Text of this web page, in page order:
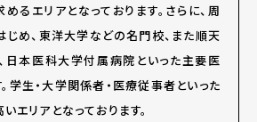
るエリアとなっております。さらに、周
め、東洋大学などの名門校、また順天
日本医科大学付属病院といった主要医
学生・大学関係者・医療従事者といった
エリアとなっております。